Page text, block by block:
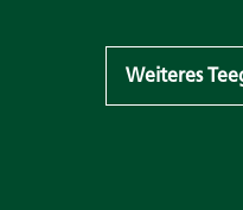
Weiteres